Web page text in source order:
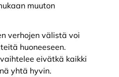
muuton
verhojen välistä voi
huoneeseen.
eivätkä kaikki
yhtä hyvin.